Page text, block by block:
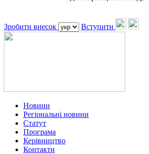
Зробити внесок Вступити
Новини
Регіональні новини
Статут
Програма
Керівництво
Контакти